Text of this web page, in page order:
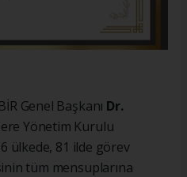
Genel Başkanı Dr.
Yönetim Kurulu
ülkede, 81 ilde görev
tüm mensuplarına